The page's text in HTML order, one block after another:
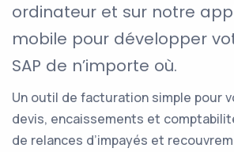
ordinateur et sur notre
mobile pour développer
SAP de n’importe où.
Un outil de facturation simple pour
devis, encaissements et
de relances d’impayés et